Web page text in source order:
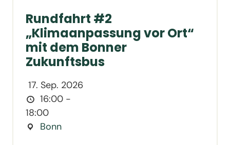
Rundfahrt #2
„Klimaanpassung vor Ort“
mit dem Bonner
Zukunftsbus
17. Sep. 2026
16:00 -
18:00
Bonn